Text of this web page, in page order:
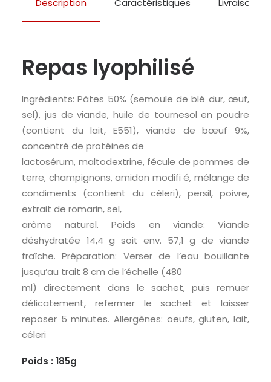
Description Caractéristiques Livraison &
Repas lyophilisé
Ingrédients: Pâtes 50% (semoule de blé dur, œuf,
sel), jus de viande, huile de tournesol en poudre
(contient du lait, E551), viande de bœuf 9%,
concentré de protéines de
lactosérum, maltodextrine, fécule de pommes de
terre, champignons, amidon modifi é, mélange de
condiments (contient du céleri), persil, poivre,
extrait de romarin, sel,
arôme naturel. Poids en viande: Viande
déshydratée 14,4 g soit env. 57,1 g de viande
fraîche. Préparation: Verser de l’eau bouillante
jusqu’au trait 8 cm de l’échelle (480
ml) directement dans le sachet, puis remuer
délicatement, refermer le sachet et laisser
reposer 5 minutes. Allergènes: oeufs, gluten, lait,
céleri
Poids : 185g